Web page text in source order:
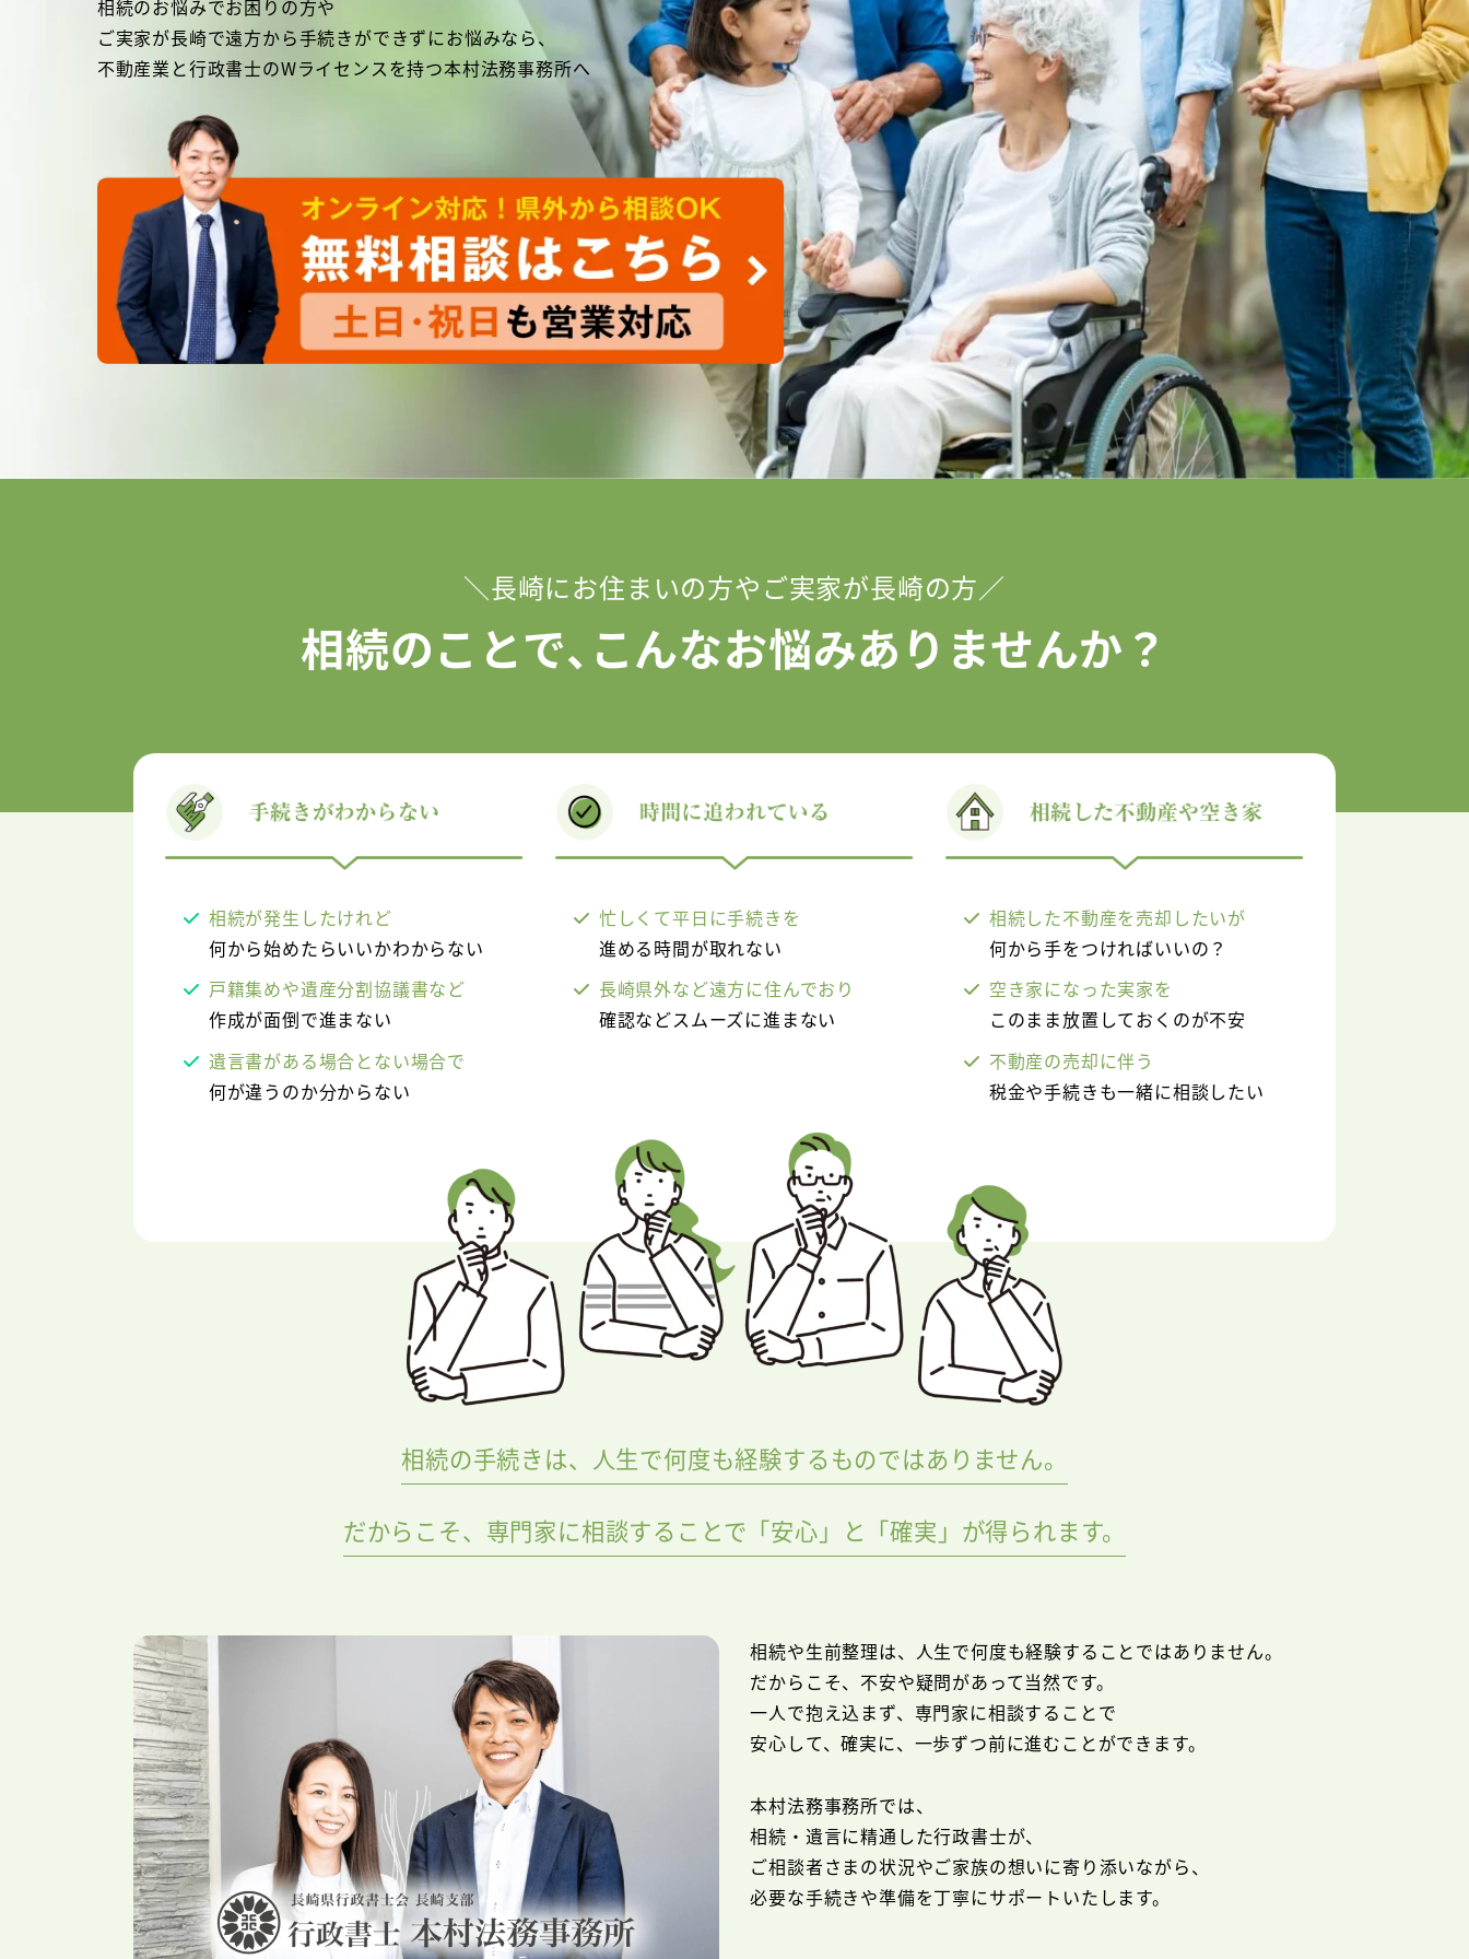
相続のお悩みでお困りの方や
ご実家が長崎で遠方から手続きができずにお悩みなら、
不動産業と行政書士のWライセンスを持つ本村法務事務所へ
＼長崎にお住まいの方やご実家が長崎の方／
相続のことで､こんなお悩みありませんか？
相続が発生したけれど
何から始めたらいいかわからない
戸籍集めや遺産分割協議書など
作成が面倒で進まない
遺言書がある場合とない場合で
何が違うのか分からない
忙しくて平日に手続きを
進める時間が取れない
長崎県外など遠方に住んでおり
確認などスムーズに進まない
相続した不動産を売却したいが
何から手をつければいいの？
空き家になった実家を
このまま放置しておくのが不安
不動産の売却に伴う
税金や手続きも一緒に相談したい
相続の手続きは、人生で何度も経験するものではありません。
だからこそ、専門家に相談することで「安心」と「確実」が得られます。
相続や生前整理は、人生で何度も経験することではありません。
だからこそ、不安や疑問があって当然です。
一人で抱え込まず、専門家に相談することで
安心して、確実に、一歩ずつ前に進むことができます。
本村法務事務所では、
相続・遺言に精通した行政書士が、
ご相談者さまの状況やご家族の想いに寄り添いながら、
必要な手続きや準備を丁寧にサポートいたします。